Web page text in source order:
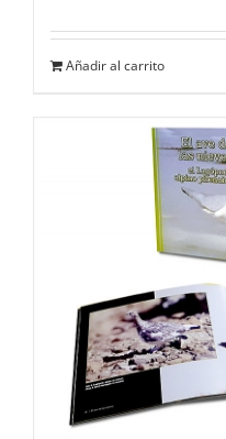
Añadir al carrito